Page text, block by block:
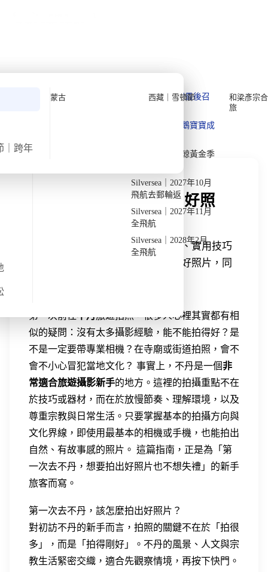
Quark 極地探險先鋒
Quark｜11月初最後召
Quark｜1月企鵝寶寶成
Quark｜3月觀鯨黃金季
Silversea｜2027年10月
飛航去郵輪返
Silversea｜2027年11月
全飛航
Silversea｜2028年2月
全飛航
和梁彥宗
旅
｜跨年
蒙古 西藏｜雪頓節
首頁 深度閱讀 不丹
深度閱讀
第一次去不丹怎麼拍出好照
片？不丹新手攝影指南
整理不丹攝影重點，包含拍照熱點、實用技巧
與宗教場所注意事項，幫助你拍出好照片，同
第一次前往不丹旅遊拍照，很多人心裡其實都有相
似的疑問：沒有太多攝影經驗，能不能拍得好？是
不是一定要帶專業相機？在寺廟或街道拍照，會不
會不小心冒犯當地文化？ 事實上，不丹是一個非
常適合旅遊攝影新手的地方。這裡的拍攝重點不在
於技巧或器材，而在於放慢節奏、理解環境，以及
尊重宗教與日常生活。只要掌握基本的拍攝方向與
文化界線，即使用最基本的相機或手機，也能拍出
自然、有故事感的照片。 這篇指南，正是為「第
一次去不丹，想要拍出好照片也不想失禮」的新手
旅客而寫。
第一次去不丹，該怎麼拍出好照片？
對初訪不丹的新手而言，拍照的關鍵不在於「拍很
多」，而是「拍得剛好」。不丹的風景、人文與宗
教生活緊密交織，適合先觀察情境，再按下快門。